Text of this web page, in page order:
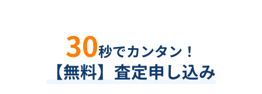
30秒でカンタン！
【無料】査定申し込み